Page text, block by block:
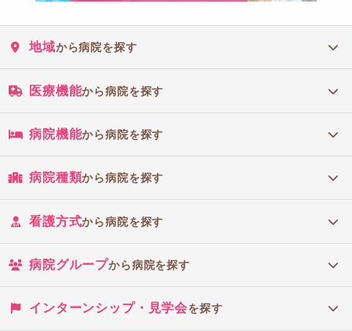
地域から病院を探す
医療機能から病院を探す
病院機能から病院を探す
病院種類から病院を探す
看護方式から病院を探す
病院グループから病院を探す
インターンシップ・見学会を探す